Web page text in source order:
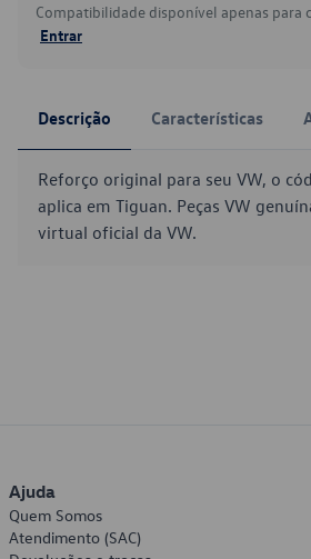
Compatibilidade disponível apenas para
Entrar
Descrição Características
Reforço original para seu VW, o
aplica em Tiguan. Peças VW
virtual oficial da VW.
Ajuda
Quem Somos
Atendimento (SAC)